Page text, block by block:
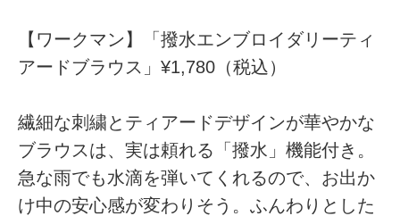
【ワークマン】「撥水エンブロイダリーティ
アードブラウス」¥1,780（税込）
繊細な刺繍とティアードデザインが華やかな
ブラウスは、実は頼れる「撥水」機能付き。
急な雨でも水滴を弾いてくれるので、お出か
け中の安心感が変わりそう。ふんわりとした